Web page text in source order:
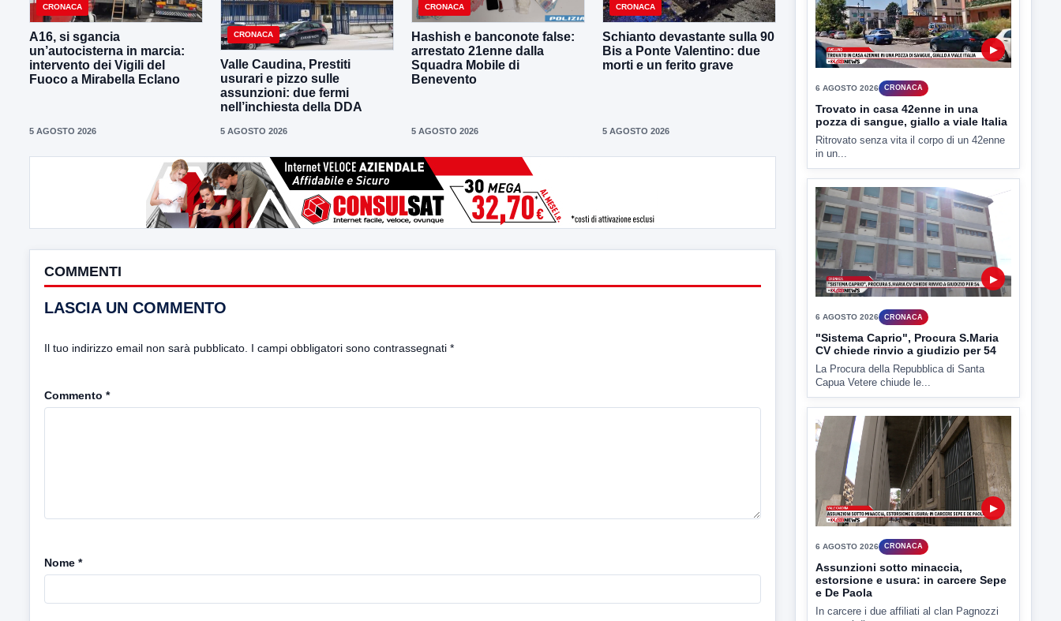
CRONACA
A16, si sgancia
un’autocisterna in marcia:
intervento dei Vigili del
Fuoco a Mirabella Eclano
5 AGOSTO 2026
CRONACA
Valle Caudina, Prestiti
usurari e pizzo sulle
assunzioni: due fermi
nell’inchiesta della DDA
5 AGOSTO 2026
CRONACA
Hashish e banconote false:
arrestato 21enne dalla
Squadra Mobile di
Benevento
5 AGOSTO 2026
CRONACA
Schianto devastante sulla 90
Bis a Ponte Valentino: due
morti e un ferito grave
5 AGOSTO 2026
COMMENTI
LASCIA UN COMMENTO
Il tuo indirizzo email non sarà pubblicato. I campi obbligatori sono contrassegnati *
Commento *
Nome *
Trovato in casa 42enne in una
pozza di sangue, giallo a viale Italia
Ritrovato senza vita il corpo di un 42enne
in un...
▶
6 AGOSTO 2026 CRONACA
"Sistema Caprio", Procura S.Maria
CV chiede rinvio a giudizio per 54
La Procura della Repubblica di Santa
Capua Vetere chiude le...
▶
6 AGOSTO 2026 CRONACA
Assunzioni sotto minaccia,
estorsione e usura: in carcere Sepe
e De Paola
In carcere i due affiliati al clan Pagnozzi
accusati di...